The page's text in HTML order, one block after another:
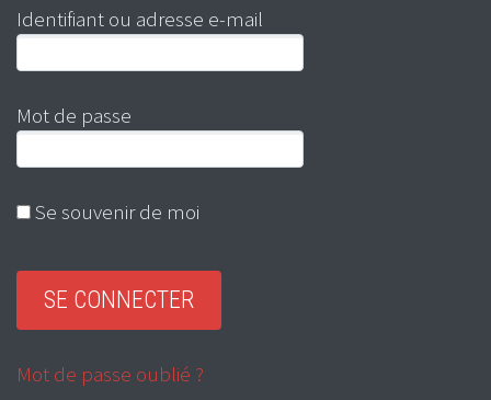
Identifiant ou adresse e-mail
Mot de passe
Se souvenir de moi
Mot de passe oublié ?